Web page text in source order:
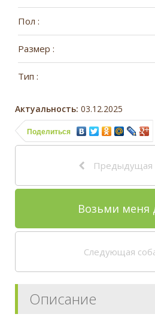
Пол :
Размер :
Тип :
Актуальность: 03.12.2025
Поделиться
Предыдущая
Возьми меня
Следующая
Описание